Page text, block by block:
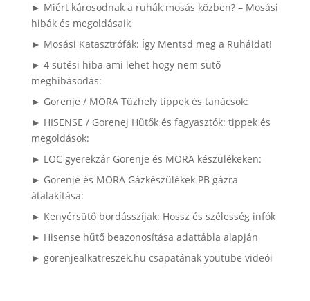
► Miért károsodnak a ruhák mosás közben? – Mosási
hibák és megoldásaik
► Mosási Katasztrófák: Így Mentsd meg a Ruháidat!
► 4 sütési hiba ami lehet hogy nem sütő
meghibásodás:
► Gorenje / MORA Tűzhely tippek és tanácsok:
► HISENSE / Gorenej Hűtők és fagyasztók: tippek és
megoldások:
► LOC gyerekzár Gorenje és MORA készülékeken:
► Gorenje és MORA Gázkészülékek PB gázra
átalakítása:
► Kenyérsütő bordásszíjak: Hossz és szélesség infók
► Hisense hűtő beazonosítása adattábla alapján
► gorenjealkatreszek.hu csapatának youtube videói